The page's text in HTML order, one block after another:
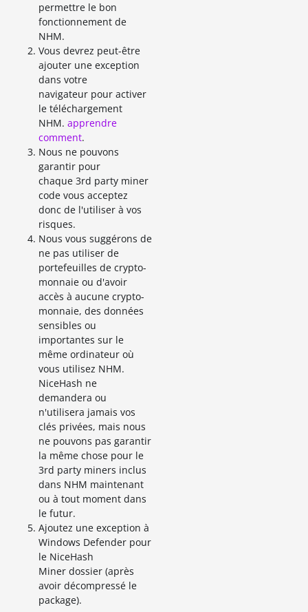
permettre le bon
fonctionnement de
NHM.
Vous devrez peut-être
ajouter une exception
dans votre
navigateur pour activer
le téléchargement
NHM. apprendre
comment.
Nous ne pouvons
garantir pour
chaque 3rd party miner
code vous acceptez
donc de l'utiliser à vos
risques.
Nous vous suggérons de
ne pas utiliser de
portefeuilles de crypto-
monnaie ou d'avoir
accès à aucune crypto-
monnaie, des données
sensibles ou
importantes sur le
même ordinateur où
vous utilisez NHM.
NiceHash ne
demandera ou
n'utilisera jamais vos
clés privées, mais nous
ne pouvons pas garantir
la même chose pour le
3rd party miners inclus
dans NHM maintenant
ou à tout moment dans
le futur.
Ajoutez une exception à
Windows Defender pour
le NiceHash
Miner dossier (après
avoir décompressé le
package).